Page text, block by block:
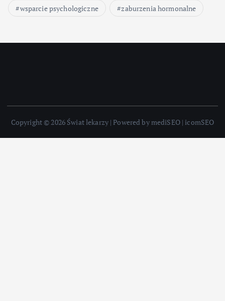
wsparcie psychologiczne
zaburzenia hormonalne
Copyright © 2026 Świat lekarzy | Powered by mediSEO | icomSEO